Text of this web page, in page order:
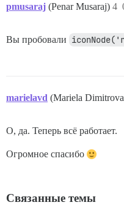
pmusaraj (Penar Musaraj) 4
Вы пробовали
marielavd (Mariela
О, да. Теперь всё работает.
Огромное спасибо
Связанные темы